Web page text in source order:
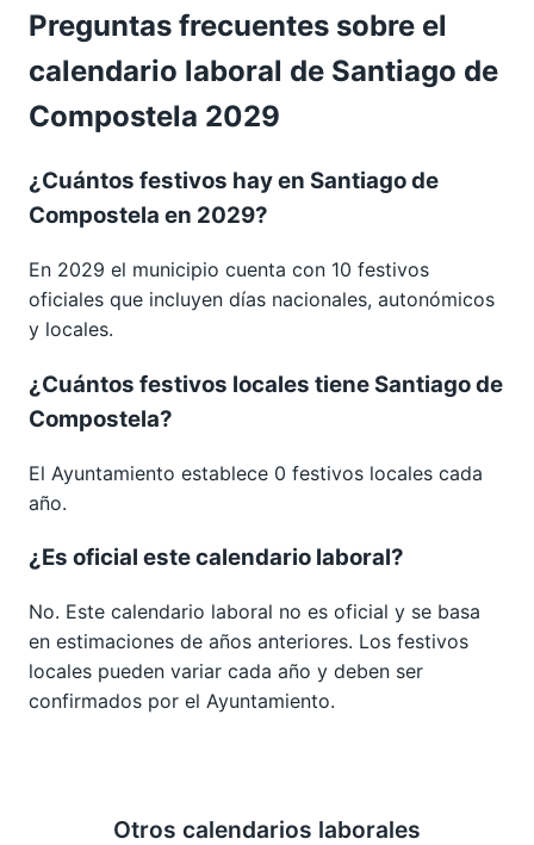
Preguntas frecuentes sobre el
calendario laboral de Santiago de
Compostela 2029
¿Cuántos festivos hay en Santiago de
Compostela en 2029?
En 2029 el municipio cuenta con 10 festivos
oficiales que incluyen días nacionales, autonómicos
y locales.
¿Cuántos festivos locales tiene Santiago de
Compostela?
El Ayuntamiento establece 0 festivos locales cada
año.
¿Es oficial este calendario laboral?
No. Este calendario laboral no es oficial y se basa
en estimaciones de años anteriores. Los festivos
locales pueden variar cada año y deben ser
confirmados por el Ayuntamiento.
Otros calendarios laborales